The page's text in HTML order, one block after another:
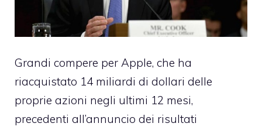
Grandi compere per Apple, che ha
riacquistato 14 miliardi di dollari delle
proprie azioni negli ultimi 12 mesi,
precedenti all’annuncio dei risultati